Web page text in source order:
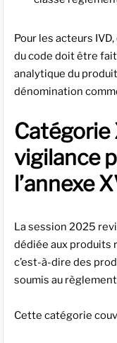
Pour les acteurs
du code doit être
analytique du
dénomination
Catégorie
vigilance
l’annexe
La session 2025
dédiée aux produits
c’est-à-dire des
soumis au
Cette catégorie